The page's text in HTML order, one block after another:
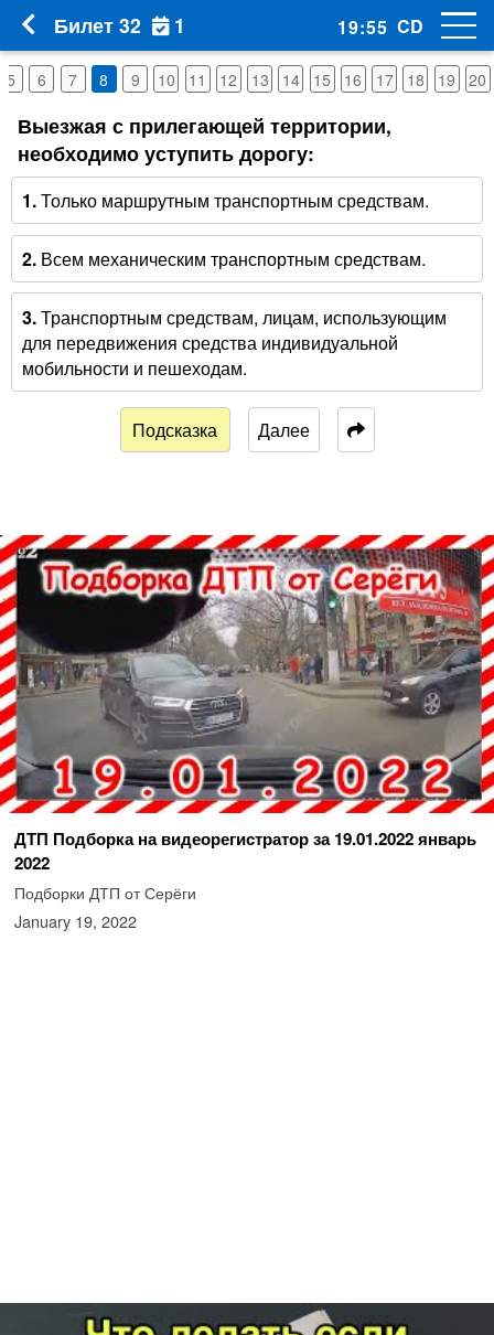
5 6 7 8 9 10 11 12 13 14 15 16 17 18 19 20
Выезжая с прилегающей территории,
необходимо уступить дорогу:
1.Только маршрутным транспортным средствам.
2.Всем механическим транспортным средствам.
3.Транспортным средствам, лицам, использующим
для передвижения средства индивидуальной
мобильности и пешеходам.
Подсказка Далее
Билет 32 1 19:54 CD
ДТП Подборка на видеорегистратор за 19.01.2022 январь
2022
Подборки ДТП от Серёги
January 19, 2022